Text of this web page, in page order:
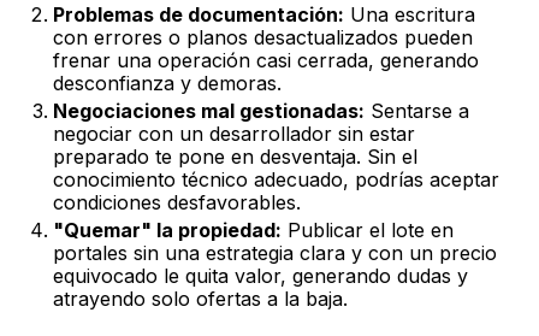
Problemas de documentación: Una escritura
con errores o planos desactualizados pueden
frenar una operación casi cerrada, generando
desconfianza y demoras.
Negociaciones mal gestionadas: Sentarse a
negociar con un desarrollador sin estar
preparado te pone en desventaja. Sin el
conocimiento técnico adecuado, podrías aceptar
condiciones desfavorables.
"Quemar" la propiedad: Publicar el lote en
portales sin una estrategia clara y con un precio
equivocado le quita valor, generando dudas y
atrayendo solo ofertas a la baja.